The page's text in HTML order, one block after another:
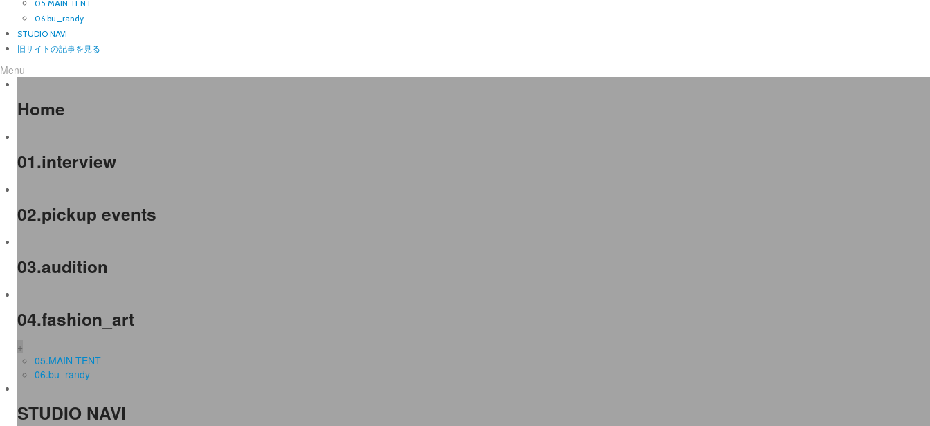
05.MAIN TENT
06.bu_randy
STUDIO NAVI
旧サイトの記事を見る
Menu
Home
01.interview
02.pickup events
03.audition
04.fashion_art
+
05.MAIN TENT
06.bu_randy
STUDIO NAVI